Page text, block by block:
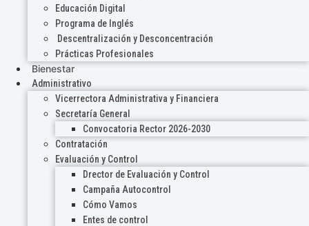
Educación Digital
Programa de Inglés
Descentralización y Desconcentración
Prácticas Profesionales
Bienestar
Administrativo
Vicerrectora Administrativa y Financiera
Secretaría General
Convocatoria Rector 2026-2030
Contratación
Evaluación y Control
Drector de Evaluación y Control
Campaña Autocontrol
Cómo Vamos
Entes de control